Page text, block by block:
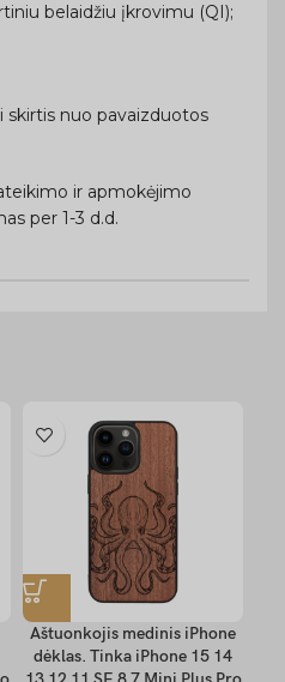
belaidžiu įkrovimu (QI);
skirtis nuo pavaizduotos
ir apmokėjimo
per 1-3 d.d.
Aštuonkojis medinis iPhone
dėklas. Tinka iPhone 15 14